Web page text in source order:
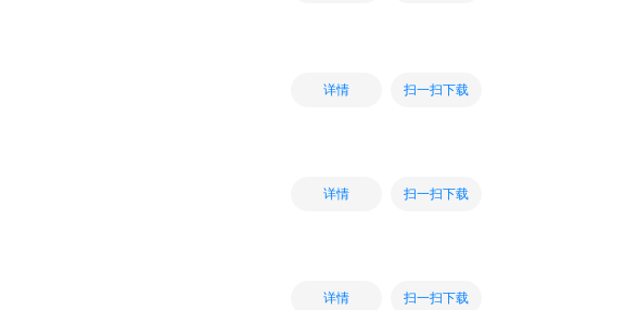
详情 扫一扫下载
详情 扫一扫下载
详情 扫一扫下载